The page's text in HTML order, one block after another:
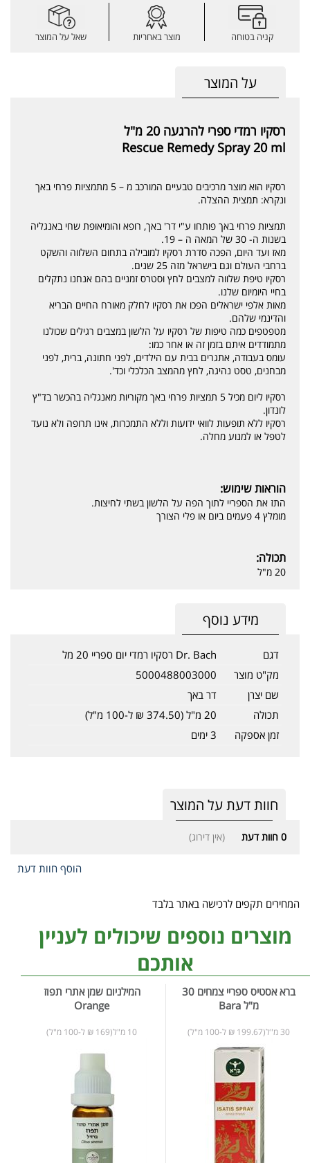
קניה בטוחה מוצר באחריות שאל על המוצר
על המוצר
רסקיו רמדי ספרי להרגעה 20 מ"ל
Rescue Remedy Spray 20 ml
רסקיו הוא מוצר מרכיבים טבעיים המורכב מ – 5 מתמציות פרחי באך
ונקרא: תמצית ההצלה.
תמציות פרחי באך פותחו ע"י דר' באך, רופא והומיאופת שחי באנגליה
בשנות ה- 30 של המאה ה – 19.
מאז ועד היום, הפכה סדרת רסקיו למובילה בתחום השלווה והשקט
ברחבי העולם וגם בישראל מזה 25 שנים.
רסקיו טיפת שלווה למצבים לחץ וסטרס זמניים בהם אנחנו נתקלים
בחיי היומיום שלנו.
מאות אלפי ישראלים הפכו את רסקיו לחלק מאורח החיים הבריא
והדינמי שלהם.
מטפטפים כמה טיפות של רסקיו על הלשון במצבים רגילים שכולנו
מתמודדים איתם בזמן זה או אחר כמו:
עומס בעבודה, אתגרים בבית עם הילדים, לפני חתונה, ברית, לפני
מבחנים, טסט נהיגה, לחץ מהמצב הכלכלי וכד'.
רסקיו ליום מכיל 5 תמציות פרחי באך מקוריות מאנגליה בהכשר בד"ץ
לונדון.
רסקיו ללא תופעות לוואי ידועות וללא התמכרות, אינו תרופה ולא נועד
לטפל או למנוע מחלה.
הוראות שימוש:
התז את הספריי לתוך הפה על הלשון בשתי לחיצות.
מומלץ 4 פעמים ביום או פלי הצורך
תכולה:
20 מ"ל
מידע נוסף
דגם
Dr. Bach רסקיו רמדי יום ספריי 20 מל
מק"ט מוצר
5000488003000
שם יצרן
דר באך
תכולה
20 מ"ל (374.50 ₪ ל-100 מ"ל)
זמן אספקה
3 ימים
חוות דעת על המוצר
0 חוות דעת (אין דירוג)
הוסף חוות דעת
המחירים תקפים לרכישה באתר בלבד
מוצרים נוספים שיכולים לעניין
אותכם
ברא אסטיס ספריי צמחים 30
מ"ל Bara
30 מ"ל(199.67 ₪ ל-100 מ"ל)
המילניום שמן אתרי תפוז
Orange
10 מ"ל(169 ₪ ל-100 מ"ל)